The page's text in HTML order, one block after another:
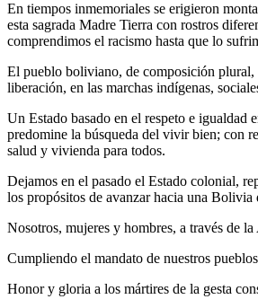
En tiempos inmemoriales se erigieron
esta sagrada Madre Tierra con rostros
comprendimos el racismo hasta que lo
El pueblo boliviano, de composición plural,
liberación, en las marchas indígenas,
Un Estado basado en el respeto e
predomine la búsqueda del vivir bien; con
salud y vivienda para todos.
Dejamos en el pasado el Estado colonial,
los propósitos de avanzar hacia una
Nosotros, mujeres y hombres, a través de
Cumpliendo el mandato de nuestros
Honor y gloria a los mártires de la gesta